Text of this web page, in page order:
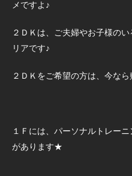
メですよ♪
２ＤＫは、ご夫婦やお子様の
リアです♪
２ＤＫをご希望の方は、今な
１Ｆには、パーソナルトレー
があります★